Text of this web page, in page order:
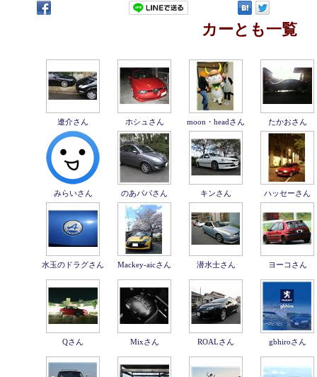
カーとも一覧
遼介さん ホシュさん moon・headさん たかおさん
みらいさん のあパパさん キンさん ハッセーさん
水玉のドラグさん Mackey-aicさん 潜水士さん ヨーコさん
Qさん Mixさん ROALさん gbhiroさん